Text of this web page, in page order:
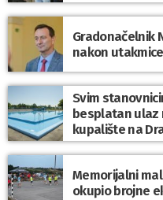
Gradonačelnik
nakon
Svim
besplatan ulaz
kupalište na
Memorijalni
okupio brojne